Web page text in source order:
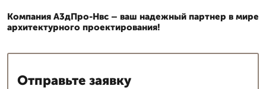
Компания А3дПро-Нвс – ваш надежный партнер в мире
архитектурного проектирования!
Отправьте заявку